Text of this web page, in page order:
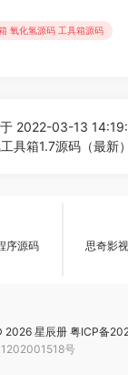
氧化氢源码 工具箱源码
2022-03-13
具箱1.7源码（最新
序源码
思奇影
星辰册 粤ICP备
号